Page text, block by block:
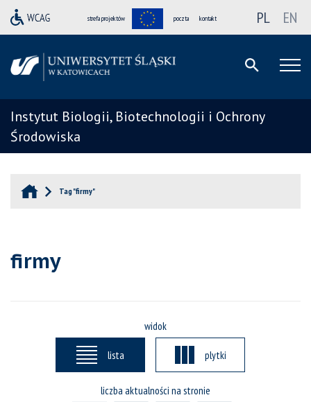
strefa projektów poczta kontakt PL EN
Instytut Biologii, Biotechnologii i Ochrony
Środowiska
Tag "firmy"
firmy
widok
lista plytki
liczba aktualności na stronie